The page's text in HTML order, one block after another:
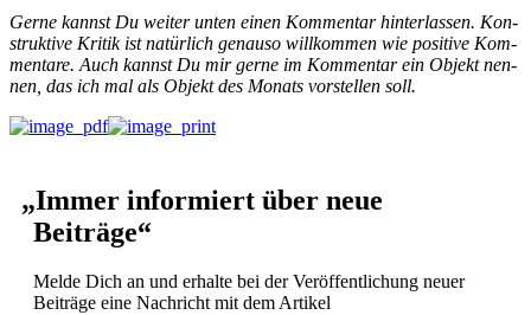
Gerne kannst Du weit­er unten einen Kom­men­tar hin­ter­lassen. Kon­
struk­tive Kri­tik ist natür­lich genau­so willkom­men wie pos­i­tive Kom­
mentare. Auch kannst Du mir gerne im Kom­men­tar ein Objekt nen­
nen, das ich mal als Objekt des Monats vorstellen soll.
„Immer informiert über neue
Beiträge“
Melde Dich an und erhalte bei der Veröf­fentlichung neuer
Beiträge eine Nachricht mit dem Artikel